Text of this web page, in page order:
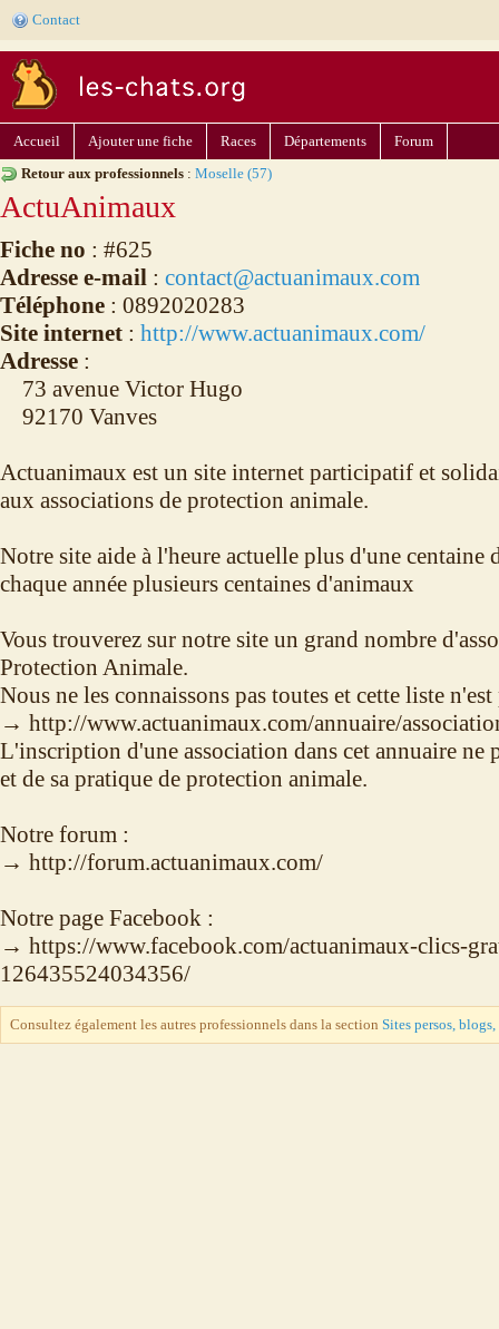
Contact
Accueil Ajouter une fiche Races Départements
Forum
Retour aux professionnels : Moselle (57)
ActuAnimaux
Fiche no : #625
Adresse e-mail : contact@actuanimaux.com
Téléphone : 0892020283
Site internet : http://www.actuanimaux.com/
Adresse :
73 avenue Victor Hugo
92170 Vanves
Actuanimaux est un site internet participatif et
aux associations de protection animale.
Notre site aide à l'heure actuelle plus d'une centaine
chaque année plusieurs centaines d'animaux
Vous trouverez sur notre site un grand nombre
Protection Animale.
Nous ne les connaissons pas toutes et cette liste
→ http://www.actuanimaux.com/annuaire/
L'inscription d'une association dans cet annuaire ne
et de sa pratique de protection animale.
Notre forum :
→ http://forum.actuanimaux.com/
Notre page Facebook :
→ https://www.facebook.com/actuanimaux-clics-
126435524034356/
Consultez également les autres professionnels dans la section Sites persos,